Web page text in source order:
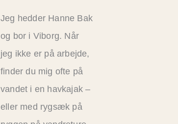
Jeg hedder Hanne Bak
og bor i Viborg. Når
jeg ikke er på arbejde,
finder du mig ofte på
vandet i en havkajak –
eller med rygsæk på